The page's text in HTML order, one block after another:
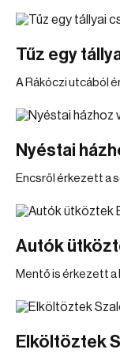
Tűz egy
A Rákóczi utcából
Nyéstai
Encsről érkezett a
Autók
Mentő is érkezett a
Elköltöztek